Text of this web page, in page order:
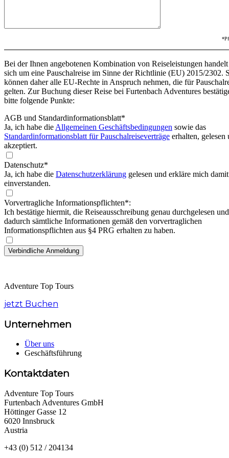
Bei der Ihnen angebotenen Kombination von Reiseleistungen handelt
sich um eine Pauschalreise im Sinne der Richtlinie (EU) 2015/2302.
können daher alle EU-Rechte in Anspruch nehmen, die für
gelten. Zur Buchung dieser Reise bei Furtenbach Adventures
bitte folgende Punkte:
AGB und Standardinformationsblatt*
Ja, ich habe die Allgemeinen Geschäftsbedingungen sowie das
Standardinformationsblatt für Pauschalreiseverträge erhalten, gelesen
akzeptiert.
Datenschutz*
Ja, ich habe die Datenschutzerklärung gelesen und erkläre mich damit
einverstanden.
Vorvertragliche Informationspflichten*:
Ich bestätige hiermit, die Reiseausschreibung genau durchgelesen und
dadurch sämtliche Informationen gemäß den vorvertraglichen
Informationspflichten aus §4 PRG erhalten zu haben.
Adventure Top Tours
jetzt Buchen
Unternehmen
Über uns
Geschäftsführung
Kontaktdaten
Adventure Top Tours
Furtenbach Adventures GmbH
Höttinger Gasse 12
6020 Innsbruck
Austria
+43 (0) 512 / 204134